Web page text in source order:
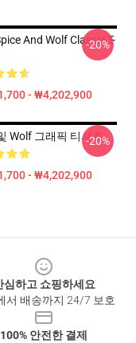
And Wolf Classic T-
- ₩4,202,900
-20%
Wolf 그래픽 티셔츠
- ₩4,202,900
-20%
심하고 쇼핑하세요
서 배송까지 24/7 보호
100% 안전한 결제